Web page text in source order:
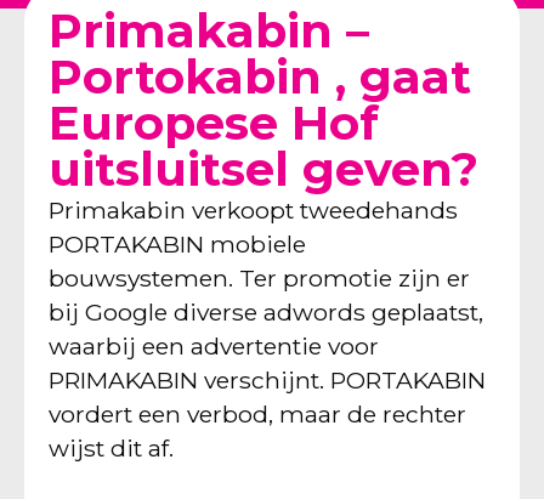
Primakabin –
Portokabin , gaat
Europese Hof
uitsluitsel geven?
Primakabin verkoopt tweedehands
PORTAKABIN mobiele
bouwsystemen. Ter promotie zijn er
bij Google diverse adwords geplaatst,
waarbij een advertentie voor
PRIMAKABIN verschijnt. PORTAKABIN
vordert een verbod, maar de rechter
wijst dit af.